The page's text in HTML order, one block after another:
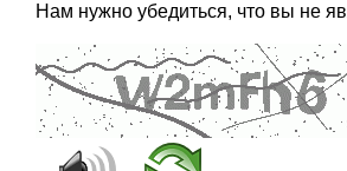
Нам нужно убедиться, что вы не